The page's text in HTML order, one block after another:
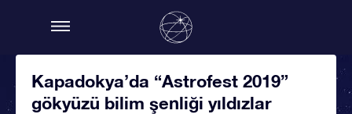
Kapadokya’da “Astrofest 2019”
gökyüzü bilim şenliği yıldızlar